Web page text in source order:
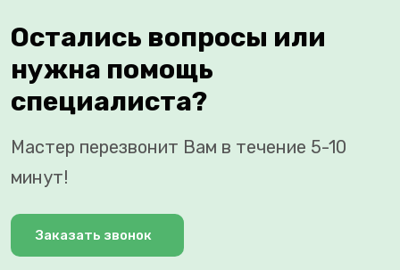
Остались вопросы или
нужна помощь
специалиста?
Мастер перезвонит Вам в течение 5-10
минут!
Заказать звонок